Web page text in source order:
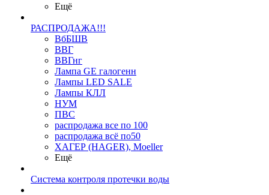
Ещё
РАСПРОДАЖА!!!
ВбБШВ
ВВГ
ВВГнг
Лампа GE галогенн
Лампы LED SALE
Лампы КЛЛ
НУМ
ПВС
распродажа все по 100
распродажа всё по50
ХАГЕР (HAGER), Moeller
Ещё
Система контроля протечки воды